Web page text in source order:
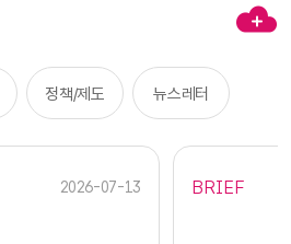
정책/제도 뉴스레터
2026-07-13 BRIEF